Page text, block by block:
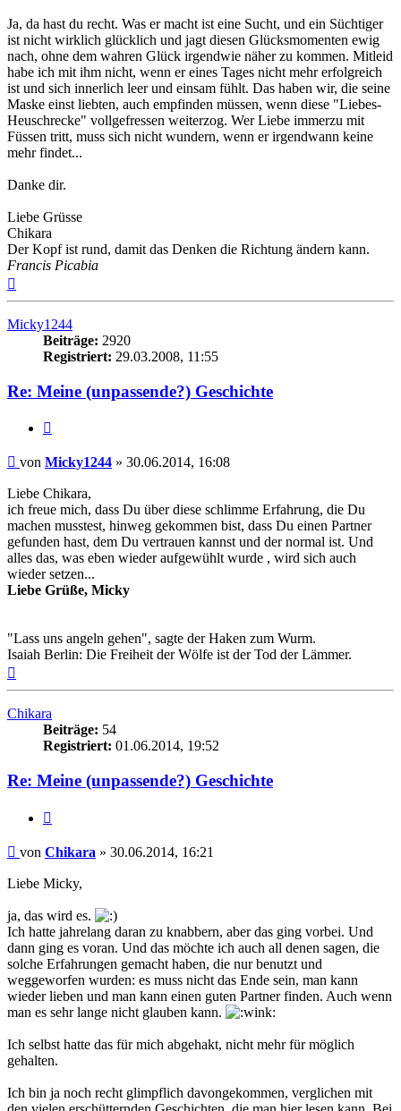
Ja, da hast du recht. Was er macht ist eine Sucht, und ein Süchtiger
ist nicht wirklich glücklich und jagt diesen Glücksmomenten ewig
nach, ohne dem wahren Glück irgendwie näher zu kommen. Mitleid
habe ich mit ihm nicht, wenn er eines Tages nicht mehr erfolgreich
ist und sich innerlich leer und einsam fühlt. Das haben wir, die seine
Maske einst liebten, auch empfinden müssen, wenn diese "Liebes-
Heuschrecke" vollgefressen weiterzog. Wer Liebe immerzu mit
Füssen tritt, muss sich nicht wundern, wenn er irgendwann keine
mehr findet...
Danke dir.
Liebe Grüsse
Chikara
Der Kopf ist rund, damit das Denken die Richtung ändern kann.
Francis Picabia
Micky1244
Beiträge: 2920
Registriert: 29.03.2008, 11:55
Re: Meine (unpassende?) Geschichte
Beitrag
von Micky1244 » 30.06.2014, 16:08
Liebe Chikara,
ich freue mich, dass Du über diese schlimme Erfahrung, die Du
machen musstest, hinweg gekommen bist, dass Du einen Partner
gefunden hast, dem Du vertrauen kannst und der normal ist. Und
alles das, was eben wieder aufgewühlt wurde , wird sich auch
wieder setzen...
Liebe Grüße, Micky
"Lass uns angeln gehen", sagte der Haken zum Wurm.
Isaiah Berlin: Die Freiheit der Wölfe ist der Tod der Lämmer.
Chikara
Beiträge: 54
Registriert: 01.06.2014, 19:52
Re: Meine (unpassende?) Geschichte
Beitrag
von Chikara » 30.06.2014, 16:21
Liebe Micky,
ja, das wird es.
Ich hatte jahrelang daran zu knabbern, aber das ging vorbei. Und
dann ging es voran. Und das möchte ich auch all denen sagen, die
solche Erfahrungen gemacht haben, die nur benutzt und
weggeworfen wurden: es muss nicht das Ende sein, man kann
wieder lieben und man kann einen guten Partner finden. Auch wenn
man es sehr lange nicht glauben kann.
Ich selbst hatte das für mich abgehakt, nicht mehr für möglich
gehalten.
Ich bin ja noch recht glimpflich davongekommen, verglichen mit